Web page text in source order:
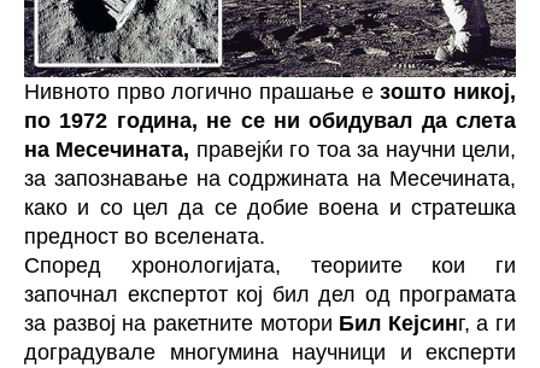
Нивното прво логично прашање езошто никој,
по 1972 година, не се ни обидувал да слета
на Месечината, правејќи го тоа за научни цели,
за запознавање на содржината на Месечината,
како и со цел да се добие воена и стратешка
предност во вселената.
Според хронологијата, теориите кои ги
започнал експертот кој бил дел од програмата
за развој на ракетните мотори Бил Кејсинг, а ги
доградувале многумина научници и експерти